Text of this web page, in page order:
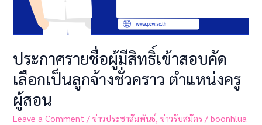
ประกาศรายชื่อผู้มีสิทธิ์เข้าสอบคัด
เลือกเป็นลูกจ้างชั่วคราว ตำแหน่งครู
ผู้สอน
Leave a Comment /ข่าวประชาสัมพันธ์,ข่าวรับสมัคร /boonhlua